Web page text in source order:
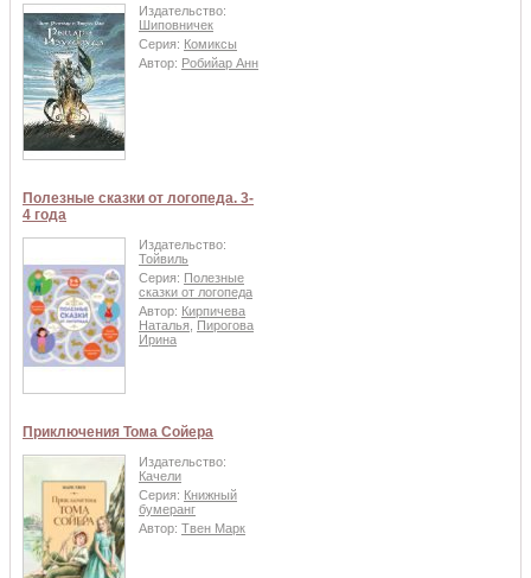
Издательство:
Шиповничек
Серия: Комиксы
Автор: Робийар Анн
Полезные сказки от логопеда. 3-
4 года
Издательство:
Тойвиль
Серия: Полезные
сказки от логопеда
Автор: Кирпичева
Наталья
Пирогова
Ирина
Приключения Тома Сойера
Издательство:
Качели
Серия: Книжный
бумеранг
Автор: Твен Марк